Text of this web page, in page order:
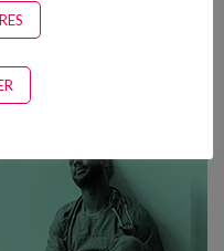
à prendre
mentale et